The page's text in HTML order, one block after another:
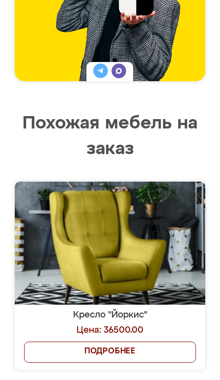
Похожая мебель на
заказ
Кресло "Йоркис"
Цена: 36500.00
ПОДРОБНЕЕ